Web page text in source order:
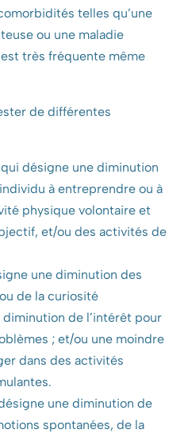
telles qu’une
ou une maladie
très fréquente même
de différentes
qui désigne une diminution
à entreprendre ou à
physique volontaire et
et/ou des activités de
une diminution des
de la curiosité
de l’intérêt pour
; et/ou une moindre
dans des activités
une diminution de
spontanées, de la